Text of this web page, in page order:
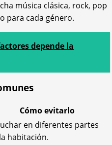
música clásica, rock, pop
para cada género.
depende la
Cómo evitarlo
en diferentes partes
habitación.